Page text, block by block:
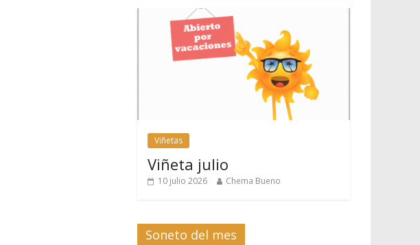
Viñetas
Viñeta julio
10 julio 2026 Chema Bueno
Soneto del mes